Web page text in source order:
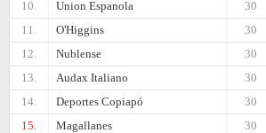
10. Union Espanola
30
11.
O'Higgins
30
12.
Nublense
30
13.
Audax Italiano
30
14.
Deportes Copiapó
30
15.
Magallanes
30